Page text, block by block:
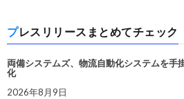
プレスリリースまとめてチェック
両備システムズ、物流自動化システムを手
化
2026年8月9日